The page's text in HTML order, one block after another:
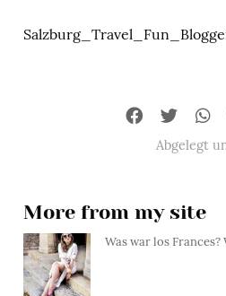
Abgelegt
More from my site
Was war los